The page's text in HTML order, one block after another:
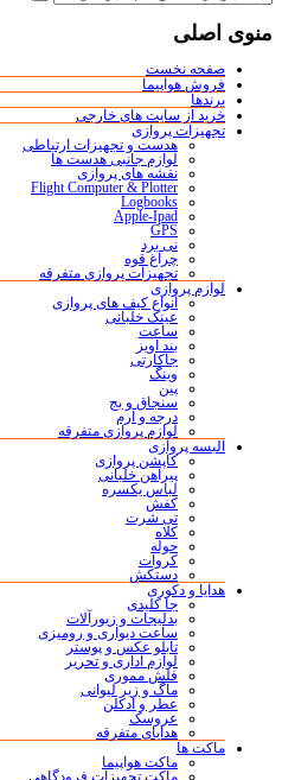
منوی اصلی
صفحه نخست
فروش هواپیما
برندها
خرید از سایت های خارجی
تجهیزات پروازی
هدست و تجهیزات ارتباطی
لوازم جانبی هدست ها
نقشه های پروازی
Flight Computer & Plotter
Logbooks
Apple-Ipad
GPS
نی برد
چراغ قوه
تجهیزات پروازی متفرقه
لوازم پروازی
انواع کیف های پروازی
عینک خلبانی
ساعت
بند آویز
جاکارتی
وینگ
پین
سنجاق و بج
درجه و آرم
لوازم پروازی متفرقه
البسه پروازی
کاپشن پروازی
پیراهن خلبانی
لباس یکسره
کفش
تی شرت
کلاه
حوله
کروات
دستکش
هدایا و دکوری
جا کلیدی
بدلیجات و زیورآلات
ساعت دیواری و رومیزی
تابلو عکس و پوستر
لوازم اداری و تحریر
فلش مموری
ماگ و زیر لیوانی
عطر و ادکلن
عروسک
هدایای متفرقه
ماکت ها
ماکت هواپیما
ماکت تجهیزات فرودگاهی